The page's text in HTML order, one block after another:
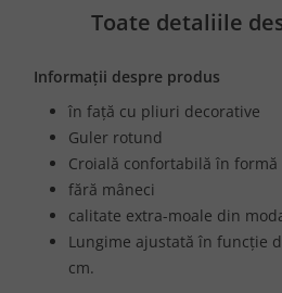
Toate detaliile
Informații despre produs
în față cu pliuri decorative
Guler rotund
Croială confortabilă în formă
fără mâneci
calitate extra-moale din
Lungime ajustată în funcție
cm.